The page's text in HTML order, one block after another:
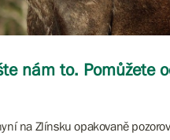
nám to. Pomůžete
na Zlínsku opakovaně